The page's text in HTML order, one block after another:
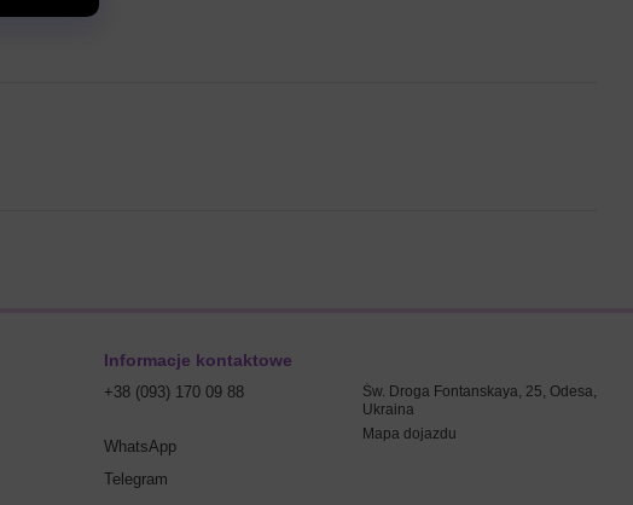
Informacje kontaktowe
+38 (093) 170 09 88
WhatsApp
Telegram
Św. Droga Fontanskaya, 25, Odesa,
Ukraina
Mapa dojazdu